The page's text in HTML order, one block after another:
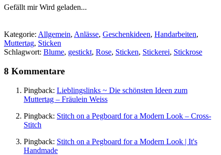
Gefällt mir Wird geladen...
Kategorie: Allgemein, Anlässe, Geschenkideen, Handarbeiten,
Muttertag, Sticken
Schlagwort: Blume, gestickt, Rose, Sticken, Stickerei, Stickrose
8 Kommentare
Pingback: Lieblingslinks ~ Die schönsten Ideen zum
Muttertag – Fräulein Weiss
Pingback: Stitch on a Pegboard for a Modern Look – Cross-
Stitch
Pingback: Stitch on a Pegboard for a Modern Look | It's
Handmade